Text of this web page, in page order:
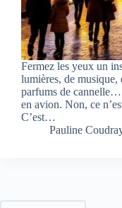
Fermez les yeux un
lumières, de musique,
parfums de cannelle…
en avion. Non, ce
C’est…
Pauline